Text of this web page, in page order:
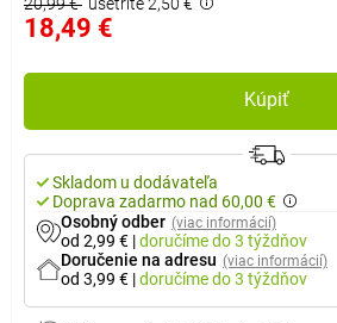
18,49 €
Kúpiť
Skladom u dodávateľa
Doprava zadarmo nad 60,00 €
Osobný odber (viac informácií)
od 2,99 € |doručímedo 3 týždňov
Doručenie na adresu (viac informácií)
od 3,99 € |doručímedo 3 týždňov